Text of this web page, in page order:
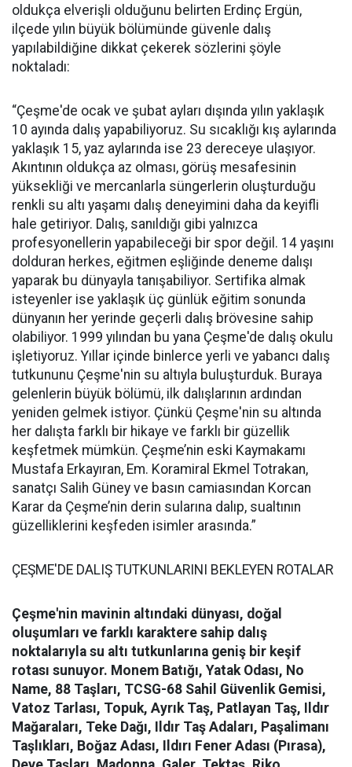
oldukça elverişli olduğunu belirten Erdinç Ergün,
ilçede yılın büyük bölümünde güvenle dalış
yapılabildiğine dikkat çekerek sözlerini şöyle
noktaladı:
“Çeşme'de ocak ve şubat ayları dışında yılın yaklaşık
10 ayında dalış yapabiliyoruz. Su sıcaklığı kış aylarında
yaklaşık 15, yaz aylarında ise 23 dereceye ulaşıyor.
Akıntının oldukça az olması, görüş mesafesinin
yüksekliği ve mercanlarla süngerlerin oluşturduğu
renkli su altı yaşamı dalış deneyimini daha da keyifli
hale getiriyor. Dalış, sanıldığı gibi yalnızca
profesyonellerin yapabileceği bir spor değil. 14 yaşını
dolduran herkes, eğitmen eşliğinde deneme dalışı
yaparak bu dünyayla tanışabiliyor. Sertifika almak
isteyenler ise yaklaşık üç günlük eğitim sonunda
dünyanın her yerinde geçerli dalış brövesine sahip
olabiliyor. 1999 yılından bu yana Çeşme'de dalış okulu
işletiyoruz. Yıllar içinde binlerce yerli ve yabancı dalış
tutkununu Çeşme'nin su altıyla buluşturduk. Buraya
gelenlerin büyük bölümü, ilk dalışlarının ardından
yeniden gelmek istiyor. Çünkü Çeşme'nin su altında
her dalışta farklı bir hikaye ve farklı bir güzellik
keşfetmek mümkün. Çeşme’nin eski Kaymakamı
Mustafa Erkayıran, Em. Koramiral Ekmel Totrakan,
sanatçı Salih Güney ve basın camiasından Korcan
Karar da Çeşme’nin derin sularına dalıp, sualtının
güzelliklerini keşfeden isimler arasında.”
ÇEŞME'DE DALIŞ TUTKUNLARINI BEKLEYEN ROTALAR
Çeşme'nin mavinin altındaki dünyası, doğal
oluşumları ve farklı karaktere sahip dalış
noktalarıyla su altı tutkunlarına geniş bir keşif
rotası sunuyor. Monem Batığı, Yatak Odası, No
Name, 88 Taşları, TCSG-68 Sahil Güvenlik Gemisi,
Vatoz Tarlası, Topuk, Ayrık Taş, Patlayan Taş, Ildır
Mağaraları, Teke Dağı, Ildır Taş Adaları, Paşalimanı
Taşlıkları, Boğaz Adası, Ildırı Fener Adası (Pırasa),